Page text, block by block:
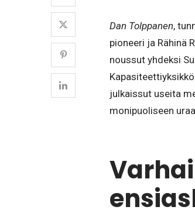
Dan Tolppanen,
pioneeri ja Rähinä
noussut yhdeksi
julkaissut useita
monipuoliseen